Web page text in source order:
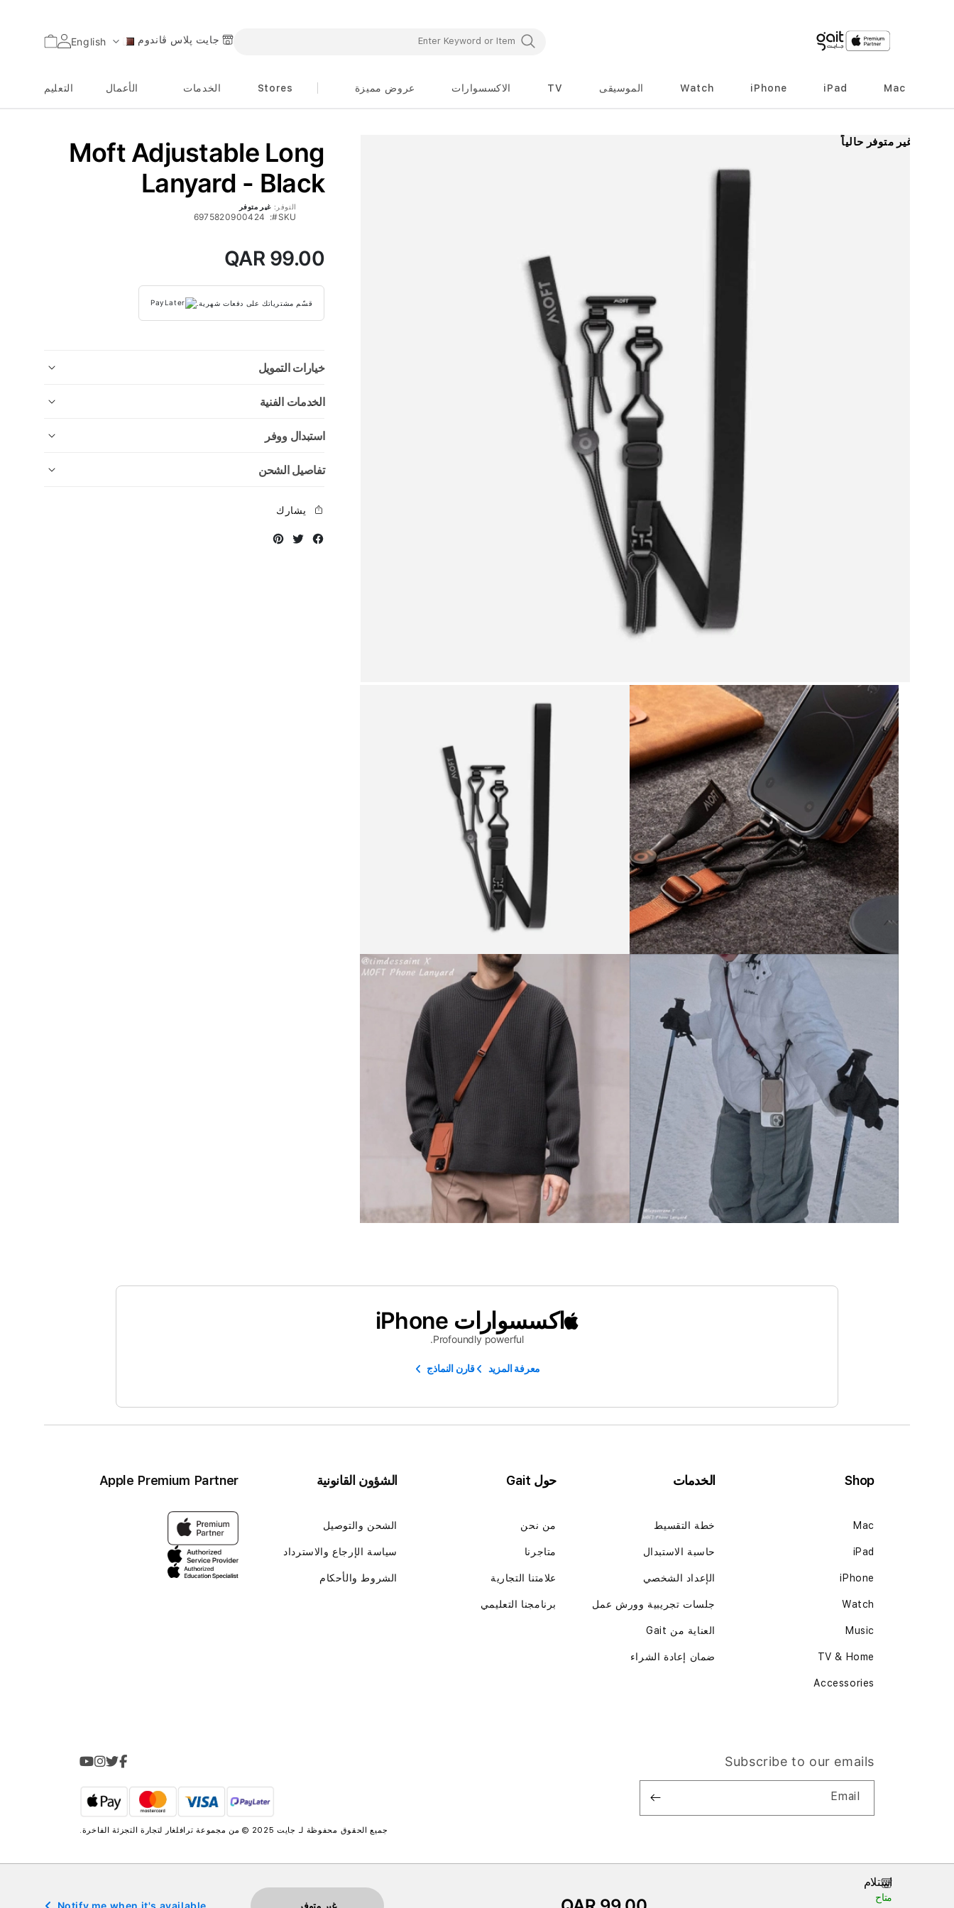
استلام
متاح
غير متوفر Notify me when it's available
اللغة English جايت پلاس ڤاندوم السلة
Mac
iPad
iPhone
Watch الموسيقى TV الاكسسوارات عروض مميزة Stores الخدمات الأعمال التعليم
انتقل
إلى
غير متوفر حالياً
Moft Adjustable Long
Lanyard - Black
QAR 99.00
التوفر: غير متوفر
SKU
6975820900424
قسّم مشترياتك على دفعات شهرية.
خيارات التمويل
الخدمات الفنية
استبدال ووفر
تفاصيل الشحن
يشارك
Facebook
Twitter
Instagram
اكسسوارات iPhone
Profoundly powerful.
معرفة المزيد قارن النماذج
Shop
Mac
iPad
iPhone
Watch
Music
TV & Home
Accessories
الخدمات
خطة التقسيط
حاسبة الاستبدال
الإعداد الشخصي
جلسات تجريبية وورش عمل
العناية من Gait
ضمان إعادة الشراء
حول Gait
من نحن
متاجرنا
علامتنا التجارية
برنامجنا التعليمي
الشؤون القانونية
الشحن والتوصيل
سياسة الإرجاع والاسترداد
الشروط والأحكام
Apple Premium Partner
Subscribe to our emails
Email
جميع الحقوق محفوظة لـ جايت 2025 © من مجموعة ترافلغار لتجارة التجزئة الفاخرة.